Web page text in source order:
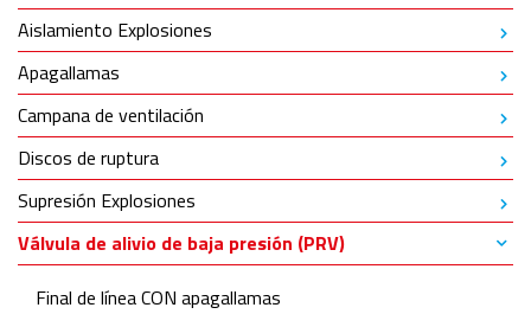
Aislamiento Explosiones
Apagallamas
Campana de ventilación
Discos de ruptura
Supresión Explosiones
Válvula de alivio de baja presión (PRV)
Final de línea CON apagallamas